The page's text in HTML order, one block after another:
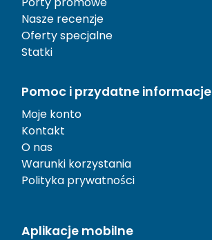
Nasze recenzje
Oferty specjalne
Statki
Pomoc i przydatne informacje
Moje konto
Kontakt
O nas
Warunki korzystania
Polityka prywatności
Aplikacje mobilne